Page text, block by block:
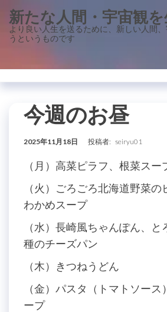
ン
に
新たな人間・宇宙観
より良い人生を送るために、新しい人間
うというものです
今週のお昼
2025年11月18日 投稿者: seiryu01
（月）高菜ピラフ、根菜スー
（火）ごろごろ北海道野菜の
わかめスープ
（水）長崎風ちゃんぽん、と
種のチーズパン
（木）きつねうどん
（金）パスタ（トマトソース
ープ